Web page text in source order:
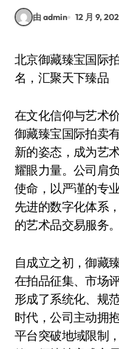
由 admin 12 月 9,
北京御藏臻宝国际拍卖有限公司——以专业之
名，汇聚天下臻品
在文化信仰与艺术
御藏臻宝国际拍卖
新的姿态，成为艺
耀眼力量。公司肩
使命，以严谨的专
先进的数字化体系
的艺术品交易服务。
自成立之初，御藏
在拍品征集、市场
形成了系统化、规
时代，公司主动拥
平台突破地域限制